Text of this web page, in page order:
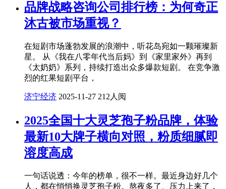
品牌战略咨询公司排行榜：为何奇正
沐古被市场重视？
在短剧市场蓬勃发展的浪潮中，听花岛宛如一颗璀璨新
星。 从《我在八零年代当后妈》到《家里家外》再到
《太奶奶》系列，持续打造出众多爆款短剧。 在竞争激
烈的红果短剧平台，
济宁经济 2025-11-27 212人阅
2025全国十大灵芝孢子粉品牌，体验
最新10大牌子横向对照，粉质细腻即
溶度高成
一句话说透：今年的榜单，很不一样。最近身边好几个
人，都在悄悄换灵芝孢子粉。熬夜多了、压力上来了，